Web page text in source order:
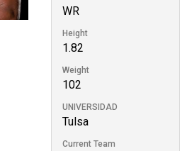
WR
Height
1.82
Weight
102
UNIVERSIDAD
Tulsa
Current Team